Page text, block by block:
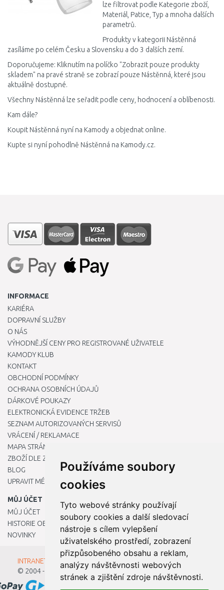
Používáme soubory
cookies
Tyto webové stránky používají
soubory cookies a další sledovací
nástroje s cílem vylepšení
uživatelského prostředí, zobrazení
přizpůsobeného obsahu a reklam,
analýzy návštěvnosti webových
stránek a zjištění zdroje návštěvnosti.
lze filtrovat podle Kategorie zboží,
Materiál, Patice, Typ a mnoha dalších
parametrů.
Produkty v kategorii Nástěnná
zasíláme po celém Česku a Slovensku a do 3 dalších zemí.
Doporučujeme: Kliknutím na políčko "Zobrazit pouze produkty
skladem" na pravé straně se zobrazí pouze Nástěnná, které jsou
aktuálně dostupné.
Všechny Nástěnná lze seřadit podle ceny, hodnocení a oblíbenosti.
Kam dále?
Koupit Nástěnná nyní na Kamody a objednat online.
Kupte si nyní pohodlně Nástěnná na Kamody.cz.
INFORMACE
KARIÉRA
DOPRAVNÍ SLUŽBY
O NÁS
VÝHODNĚJŠÍ CENY PRO REGISTROVANÉ UŽIVATELE
KAMODY KLUB
KONTAKT
OBCHODNÍ PODMÍNKY
OCHRANA OSOBNÍCH ÚDAJŮ
DÁRKOVÉ POUKAZY
ELEKTRONICKÁ EVIDENCE TRŽEB
SEZNAM AUTORIZOVANÝCH SERVISŮ
VRÁCENÍ / REKLAMACE
MAPA STRÁNKY
ZBOŽÍ DLE ZNAČEK
BLOG
UPRAVIT MÉ PŘEDVOLBY COOKIES
MŮJ ÚČET
MŮJ ÚČET
HISTORIE OBJEDNÁVEK
NOVINKY
INTRANET - Přihlášení pro zaměstnance
© 2004 - 2026
Kamody s.r.o.